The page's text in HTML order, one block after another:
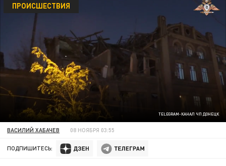
TELEGRAM-КАНАЛ ЧП ДОНЕЦК
ПРОИСШЕСТВИЯ
ВАСИЛИЙ ХАБАЧЕВ 08 НОЯБРЯ 03:55
ПОДПИШИТЕСЬ: